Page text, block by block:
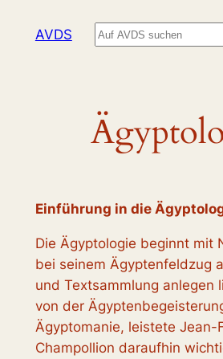
InhaltAVDS Suchen
Einführung in die
Die Ägyptologie beginnt mit
bei seinem Ägyptenfeldzug
und Textsammlung anlegen
von der
Ägyptomanie, leistete Jean-
Champollion daraufhin